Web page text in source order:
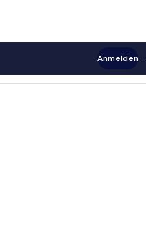
Anmelden